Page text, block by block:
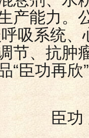
产能力。
吸系统
节、抗肿
“臣功再